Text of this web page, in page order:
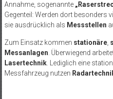
Annahme, sogenannte
Gegenteil: Werden dort besonders
sie ausdrücklich als Messstellen
Zum Einsatz kommen stationäre,
Messanlagen. Überwiegend
Lasertechnik. Lediglich eine
Messfahrzeug nutzen